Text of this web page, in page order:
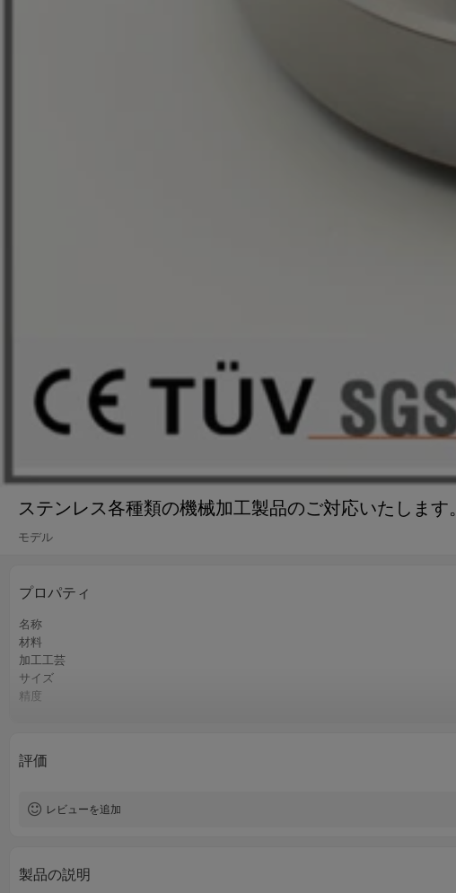
ステンレス各種類の機械加工製品のご対応いたします。
モデル
プロパティ
名称
材料
加工工芸
サイズ
精度
サービス
熱処理
評価
レビューを追加
製品の説明